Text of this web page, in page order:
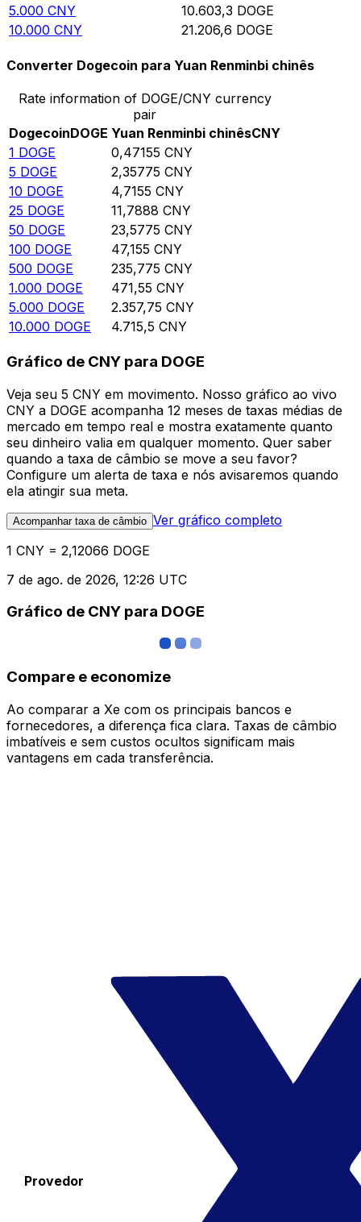
5.000 CNY 10.603,3 DOGE
10.000 CNY 21.206,6 DOGE
Converter Dogecoin para Yuan Renminbi chinês
Rate information of DOGE/CNY currency
pair
DogecoinDOGE Yuan Renminbi chinêsCNY
1 DOGE 0,47155 CNY
5 DOGE 2,35775 CNY
10 DOGE 4,7155 CNY
25 DOGE 11,7888 CNY
50 DOGE 23,5775 CNY
100 DOGE 47,155 CNY
500 DOGE 235,775 CNY
1.000 DOGE 471,55 CNY
5.000 DOGE 2.357,75 CNY
10.000 DOGE 4.715,5 CNY
Gráfico de CNY para DOGE
Veja seu 5 CNY em movimento. Nosso gráfico ao vivo
CNY a DOGE acompanha 12 meses de taxas médias de
mercado em tempo real e mostra exatamente quanto
seu dinheiro valia em qualquer momento. Quer saber
quando a taxa de câmbio se move a seu favor?
Configure um alerta de taxa e nós avisaremos quando
ela atingir sua meta.
Acompanhar taxa de câmbio Ver gráfico completo
1 CNY = 2,12066 DOGE
7 de ago. de 2026, 12:26 UTC
Gráfico de CNY para DOGE
Compare e economize
Ao comparar a Xe com os principais bancos e
fornecedores, a diferença fica clara. Taxas de câmbio
imbatíveis e sem custos ocultos significam mais
vantagens em cada transferência.
Provedor